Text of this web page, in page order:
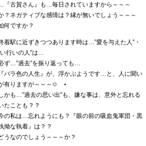
『古賀さん』も…毎日されていますから～～～
？ネガティブな感情は？縁が無いでしょう～～～
何ですか？
着駅に近ずきつつあります時は…”愛を与えた人”・
行いの人”は…
ず…”過去”を振り返っても…
バラ色の人生』が、浮かぶようです…と、人に聞い
有りますが～～～✩ ⋆
かも…”過去の思い出”も、嫌な事は、意外と忘れる
たことも？？
の私は…忘れようにも？『眼の前の吸血鬼軍団・黒
拗な執着』は？？
うなのでしょう～～～か？